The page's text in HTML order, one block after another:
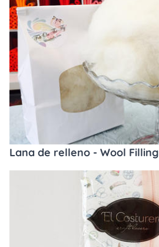
Lana de relleno - Wool Filling